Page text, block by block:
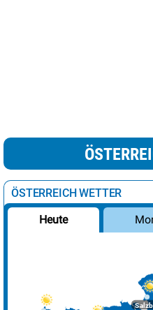
ÖSTERREICH WETTER
Heute